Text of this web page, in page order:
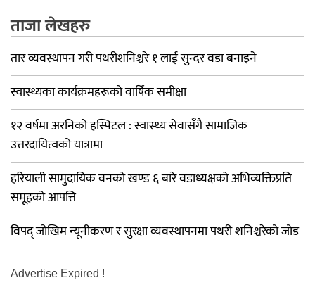
ताजा लेखहरु
तार व्यवस्थापन गरी पथरीशनिश्चरे १ लाई सुन्दर वडा बनाइने
स्वास्थ्यका कार्यक्रमहरूको वार्षिक समीक्षा
१२ वर्षमा अरनिको हस्पिटल : स्वास्थ्य सेवासँगै सामाजिक
उत्तरदायित्वको यात्रामा
हरियाली सामुदायिक वनको खण्ड ६ बारे वडाध्यक्षको अभिव्यक्तिप्रति
समूहको आपत्ति
विपद् जोखिम न्यूनीकरण र सुरक्षा व्यवस्थापनमा पथरी शनिश्चरेको जोड
Advertise Expired !